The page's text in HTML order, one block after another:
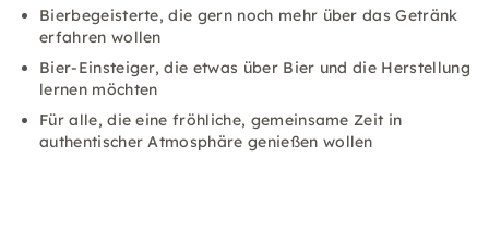
Bierbegeisterte, die gern noch mehr über das Getränk
erfahren wollen
Bier-Einsteiger, die etwas über Bier und die Herstellung
lernen möchten
Für alle, die eine fröhliche, gemeinsame Zeit in
authentischer Atmosphäre genießen wollen